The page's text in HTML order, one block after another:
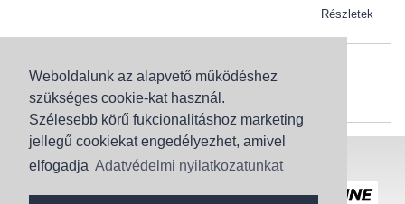
Weboldalunk az alapvető működéshez
szükséges cookie-kat használ.
Szélesebb körű fukcionalitáshoz marketing
jellegű cookiekat engedélyezhet, amivel
elfogadja Adatvédelmi nyilatkozatunkat
Részletek
Szaknévsor
Szaknévsorunk folyamatosan bővül.
Baranya (62)
Bács-Kiskun (43)
Békés (49)
Honlaptérkép Adatvédelem